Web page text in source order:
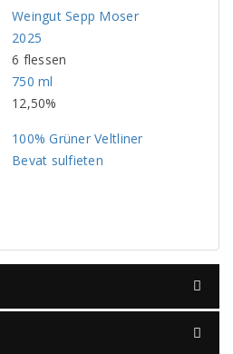
Weingut Sepp Moser
2025
6 flessen
750 ml
12,50%
100% Grüner Veltliner
Bevat sulfieten